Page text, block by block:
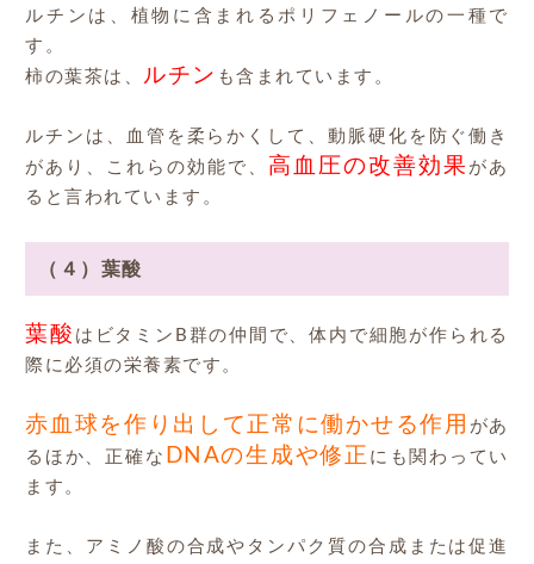
ルチンは、植物に含まれるポリフェノールの一種で
す。
柿の葉茶は、 ルチン も含まれています。
ルチンは、血管を柔らかくして、動脈硬化を防ぐ働き
があり、これらの効能で、 高血圧の改善効果 があ
ると言われています。
（４）葉酸
葉酸 はビタミンB群の仲間で、体内で細胞が作られる
際に必須の栄養素です。
赤血球を作り出して正常に働かせる作用 があ
るほか、正確な DNAの生成や修正 にも関わってい
ます。
また、アミノ酸の合成やタンパク質の合成または促進